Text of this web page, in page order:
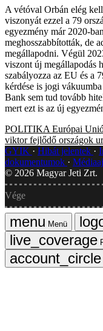
A vétóval Orbán elég
viszonyát ezzel a 79
egyezmény már 2020-
meghosszabbították, de
megállapodni. Végül
viszont új megállapodás
szabályozza az EU és a
kérdése is jogi
Bank sem tud tovább
mert ezt is az új
POLITIKA Európai
viktor fejlődő országok
GYIK
Hibát jelentek
dokumentumok
© 2026 Magyar Jeti Zrt.
Vége
Menü